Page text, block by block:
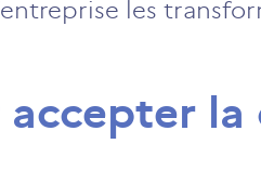
les
accepter